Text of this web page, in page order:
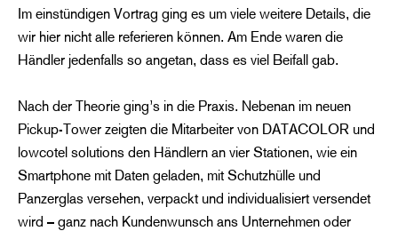
Im einstündigen Vortrag ging es um viele weitere Details, die
wir hier nicht alle referieren können. Am Ende waren die
Händler jedenfalls so angetan, dass es viel Beifall gab.
Nach der Theorie ging’s in die Praxis. Nebenan im neuen
Pickup-Tower zeigten die Mitarbeiter von DATACOLOR und
lowcotel solutions den Händlern an vier Stationen, wie ein
Smartphone mit Daten geladen, mit Schutzhülle und
Panzerglas versehen, verpackt und individualisiert versendet
wird – ganz nach Kundenwunsch ans Unternehmen oder